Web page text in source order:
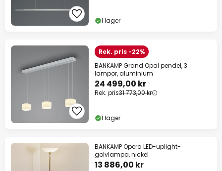
I lager
Rek. pris -22%
BANKAMP Grand Opal pendel, 3
lampor, aluminium
24 499,00 kr
Rek. pris31 773,00 kr
I lager
BANKAMP Opera LED-uplight-
golvlampa, nickel
13 886,00 kr